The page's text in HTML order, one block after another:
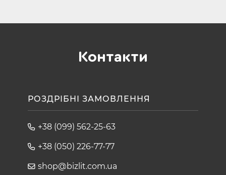
Контакти
РОЗДРІБНІ ЗАМОВЛЕННЯ
+38 (099) 562-25-63
+38 (050) 226-77-77
shop@bizlit.com.ua